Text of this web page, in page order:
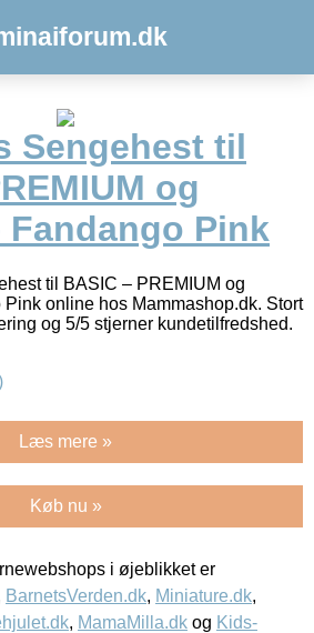
Sengehest til
og
Fandango Pink
til BASIC – PREMIUM og
online hos Mammashop.dk. Stort
og 5/5 stjerner kundetilfredshed.
Læs mere »
Køb nu »
i øjeblikket er
BarnetsVerden.dk, Miniature.dk,
, MamaMilla.dk og Kids-